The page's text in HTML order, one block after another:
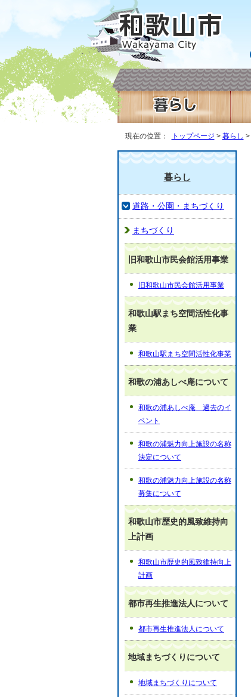
現在の位置： トップページ > 暮らし >
暮らし
道路・公園・まちづくり
まちづくり
旧和歌山市民会館活用事業
旧和歌山市民会館活用事業
和歌山駅まち空間活性化事
業
和歌山駅まち空間活性化事業
和歌の浦あしべ庵について
和歌の浦あしべ庵 過去のイ
ベント
和歌の浦魅力向上施設の名称
決定について
和歌の浦魅力向上施設の名称
募集について
和歌山市歴史的風致維持向
上計画
和歌山市歴史的風致維持向上
計画
都市再生推進法人について
都市再生推進法人について
地域まちづくりについて
地域まちづくりについて